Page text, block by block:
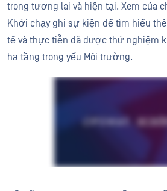
trong tương lai và hiện tại. Xem của
Khởi chạy ghi sự kiện để tìm hiểu
tế và thực tiễn đã được thử nghiệm
hạ tầng trọng yếu Môi trường.